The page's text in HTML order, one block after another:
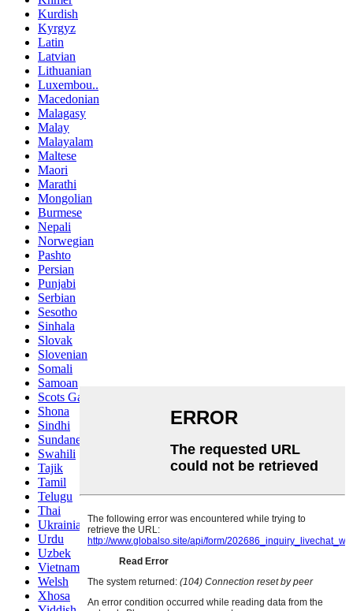
Kurdish
Kyrgyz
Latin
Latvian
Lithuanian
Luxembou..
Macedonian
Malagasy
Malay
Malayalam
Maltese
Maori
Marathi
Mongolian
Burmese
Nepali
Norwegian
Pashto
Persian
Punjabi
Serbian
Sesotho
Sinhala
Slovak
Slovenian
Somali
Samoan
Scots Gaelic
Shona
Sindhi
Sundanese
Swahili
Tajik
Tamil
Telugu
Thai
Ukrainian
Urdu
Uzbek
Vietnamese
Welsh
Xhosa